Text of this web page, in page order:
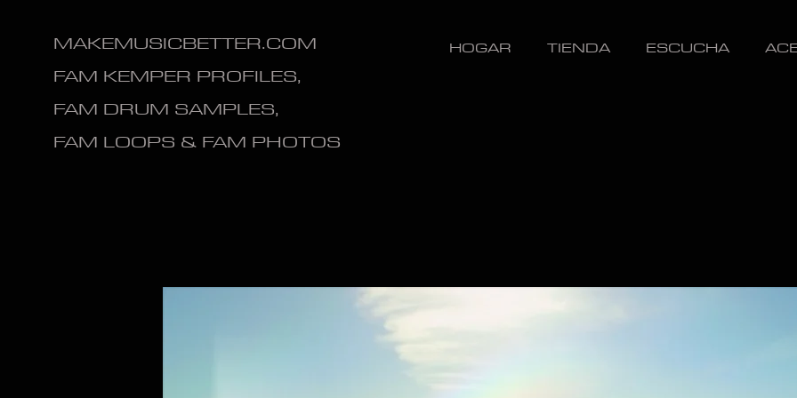
MAKEMUSICBETTER.COM
FAM KEMPER PROFILES,
FAM DRUM SAMPLES,
FAM LOOPS & FAM PHOTOS
HOGAR TIENDA ESCUCHA